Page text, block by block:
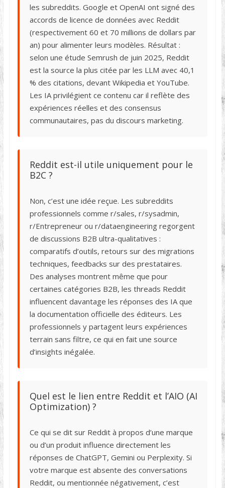
les subreddits. Google et OpenAI ont signé des
accords de licence de données avec Reddit
(respectivement 60 et 70 millions de dollars par
an) pour alimenter leurs modèles. Résultat :
selon une étude Semrush de juin 2025, Reddit
est la source la plus citée par les LLM avec 40,1
% des citations, devant Wikipedia et YouTube.
Les IA privilégient ce contenu car il reflète des
expériences réelles et des consensus
communautaires, pas du discours marketing.
Reddit est-il utile uniquement pour le
B2C ?
Non, c’est une idée reçue. Les subreddits
professionnels comme r/sales, r/sysadmin,
r/Entrepreneur ou r/dataengineering regorgent
de discussions B2B ultra-qualitatives :
comparatifs d’outils, retours sur des migrations
techniques, feedbacks sur des prestataires.
Des analyses montrent même que pour
certaines catégories B2B, les threads Reddit
influencent davantage les réponses des IA que
la documentation officielle des éditeurs. Les
professionnels y partagent leurs expériences
terrain sans filtre, ce qui en fait une source
d’insights inégalée.
Quel est le lien entre Reddit et l’AIO (AI
Optimization) ?
Ce qui se dit sur Reddit à propos d’une marque
ou d’un produit influence directement les
réponses de ChatGPT, Gemini ou Perplexity. Si
votre marque est absente des conversations
Reddit, ou mentionnée négativement, c’est